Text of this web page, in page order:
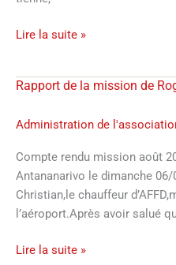
Lire la suite »
Rapport de la mission de
Administration de
Compte rendu mission août
Antananarivo le dimanche
Christian,le chauffeur
l’aéroport.Après avoir salué
Rapport
la
de
Roger
au
mois
2017
Lire la suite »